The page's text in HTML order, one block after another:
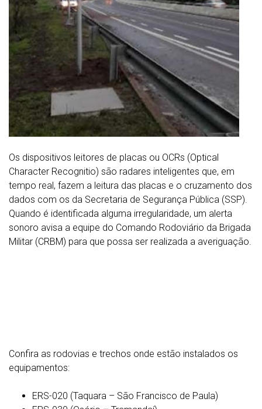
Os dispositivos leitores de placas ou OCRs (Optical
Character Recognitio) são radares inteligentes que, em
tempo real, fazem a leitura das placas e o cruzamento dos
dados com os da Secretaria de Segurança Pública (SSP).
Quando é identificada alguma irregularidade, um alerta
sonoro avisa a equipe do Comando Rodoviário da Brigada
Militar (CRBM) para que possa ser realizada a averiguação.
Confira as rodovias e trechos onde estão instalados os
equipamentos:
ERS-020 (Taquara – São Francisco de Paula)